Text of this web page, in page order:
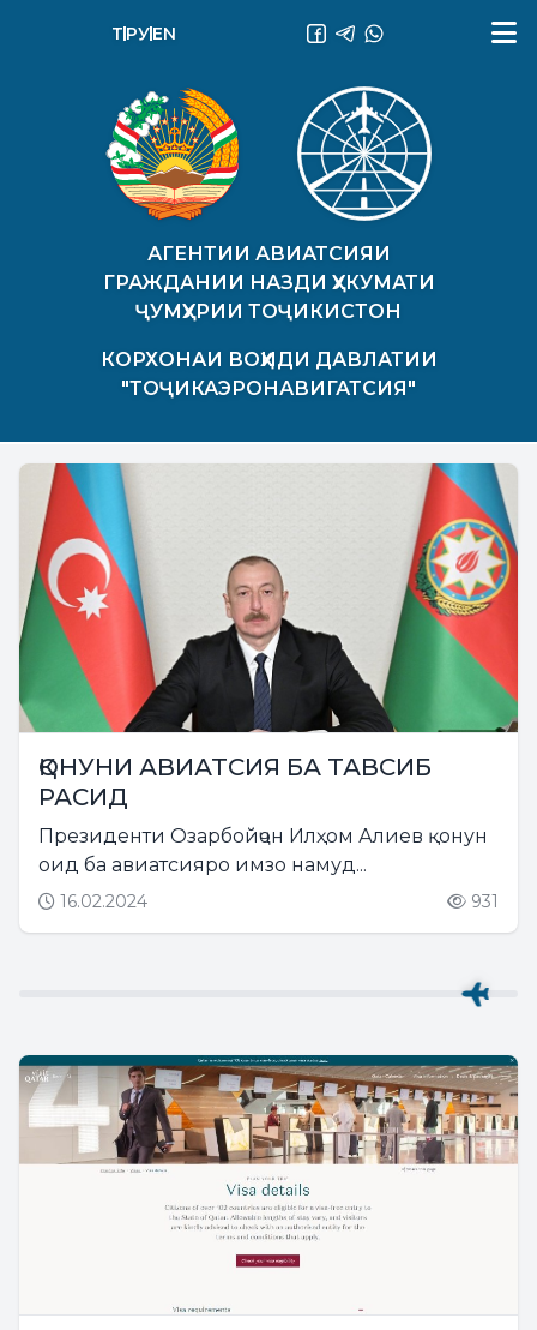
АГЕНТИИ АВИАТСИЯИ
ГРАЖДАНИИ НАЗДИ ҲУКУМАТИ
ҶУМҲУРИИ ТОҶИКИСТОН
КОРХОНАИ ВОҲИДИ ДАВЛАТИИ
"ТОҶИКАЭРОНАВИГАТСИЯ"
ТҶ РУEN
ҚОНУНИ АВИАТСИЯ БА ТАВСИБ
РАСИД
Президенти Озарбойҷон Илҳом Алиев қонун
оид ба авиатсияро имзо намуд...
16.02.2024 931